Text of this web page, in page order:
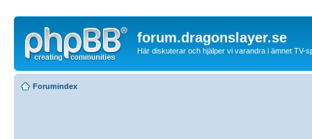
forum.dragonslayer.se
Här diskuterar och hjälper vi varandra i ämnet TV-
Forumindex